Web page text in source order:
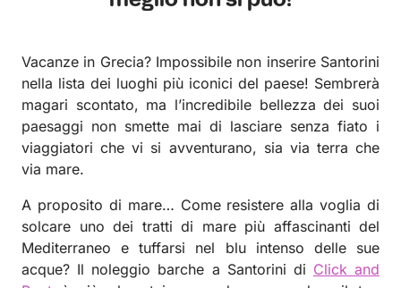
Vacanze in Grecia? Impossibile non inserire Santorini
nella lista dei luoghi più iconici del paese! Sembrerà
magari scontato, ma l’incredibile bellezza dei suoi
paesaggi non smette mai di lasciare senza fiato i
viaggiatori che vi si avventurano, sia via terra che
via mare.
A proposito di mare… Come resistere alla voglia di
solcare uno dei tratti di mare più affascinanti del
Mediterraneo e tuffarsi nel blu intenso delle sue
acque? Il noleggio barche a Santorini di Click and